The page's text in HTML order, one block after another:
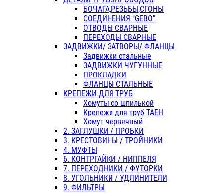
БОЧАТА,РЕЗЬБЫ,СГОНЫ
СОЕДИНЕНИЯ "GEBO"
ОТВОДЫ СВАРНЫЕ
ПЕРЕХОДЫ СВАРНЫЕ
ЗАДВИЖКИ/ ЗАТВОРЫ/ ФЛАНЦЫ
Задвижки стальные
ЗАДВИЖКИ ЧУГУННЫЕ
ПРОКЛАДКИ
ФЛАНЦЫ СТАЛЬНЫЕ
КРЕПЕЖИ ДЛЯ ТРУБ
Хомуты со шпилькой
Крепежи для труб ТАЕН
Хомут червячный
2. ЗАГЛУШКИ / ПРОБКИ
3. КРЕСТОВИНЫ / ТРОЙНИКИ
4. МУФТЫ
6. КОНТРГАЙКИ / НИППЕЛЯ
7. ПЕРЕХОДНИКИ / ФУТОРКИ
8. УГОЛЬНИКИ / УДЛИНИТЕЛИ
9. ФИЛЬТРЫ